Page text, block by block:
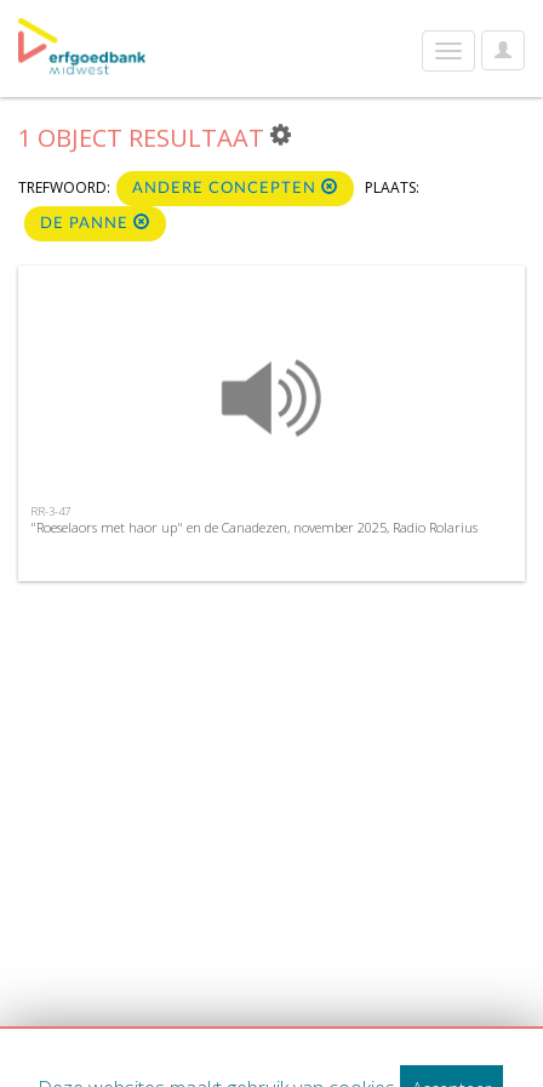
User
Toggle
navigation
1 OBJECT RESULTAAT
TREFWOORD: ANDERE CONCEPTEN PLAATS:
DE PANNE
RR-3-47
"Roeselaors met haor up" en de Canadezen, november 2025, Radio Rolarius